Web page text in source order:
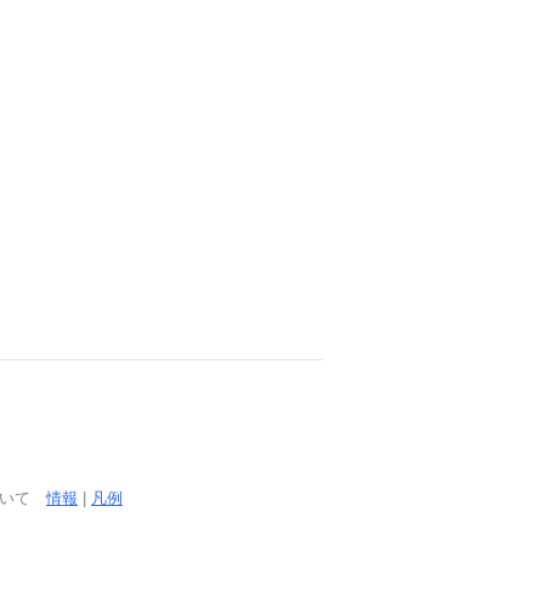
いて情報 | 凡例